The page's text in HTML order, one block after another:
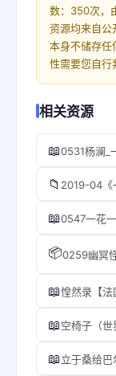
数：350次，
资源均来自公
本身不储存任
性需要您自行
相关资源
📖0531杨澜_
📁 2019-04《
📖
📦
📖
📖
📖